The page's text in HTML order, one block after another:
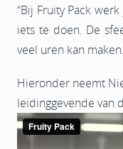
“Bij Fruity Pack
iets te doen. De
veel uren kan
Hieronder neemt
leidinggevende van